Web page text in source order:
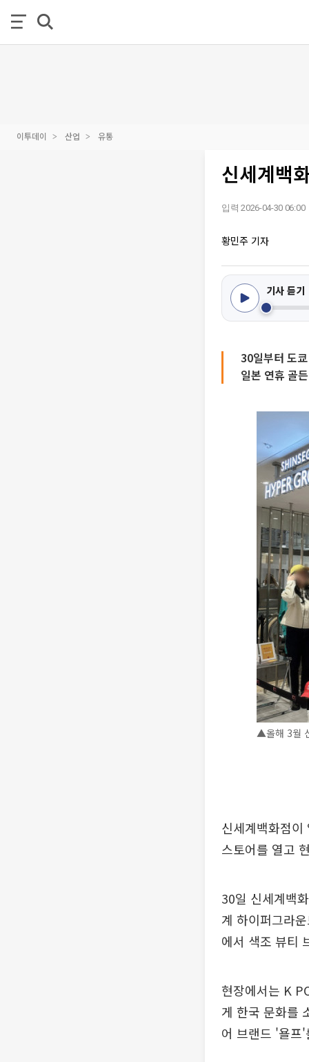
이투데이 산업 유통
신세계백
입력 2026-04-30 06:00
황민주 기자
기사 듣기
30일부터 도
일본 연휴 골
▲올해 3월
신세계백화점
스토어를 열고
30일 신세계백
계 하이퍼그라
에서 색조 뷰티
현장에서는 K
게 한국 문화를
어 브랜드 '욜프